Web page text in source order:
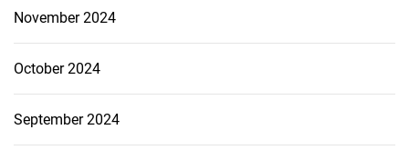
November 2024
October 2024
September 2024